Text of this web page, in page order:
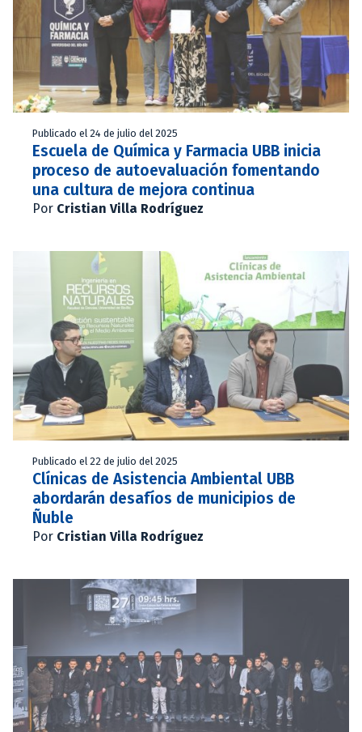
Publicado el 24 de julio del 2025
Escuela de Química y Farmacia UBB inicia
proceso de autoevaluación fomentando
una cultura de mejora continua
Por Cristian Villa Rodríguez
Publicado el 22 de julio del 2025
Clínicas de Asistencia Ambiental UBB
abordarán desafíos de municipios de
Ñuble
Por Cristian Villa Rodríguez